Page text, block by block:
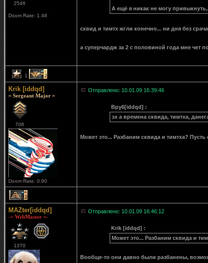
2546
Doom Rate: 1.48
А ещё я никак не могу привыкнуть,
сквид и тимтх жгли конечно... ни дня без срача
а суперчардж за 2 с половиной года мне чет
1 2
Krik [iddqd]
= Sergeant Major =
708
Doom Rate: 0.90
Отправлено: 10.01.09 16:39:46
Bpy6[iddqd] :
эх а времена сквида, тимтха,
Может это... Разбаним сквида и тимтха? Пусть
2
MAZter[iddqd]
-= WebMaster =-
1370
Отправлено: 10.01.09 16:46:12
Krik [iddqd] :
Может это... Разбаним сквида и
Вообще-то они давно были разбанены,